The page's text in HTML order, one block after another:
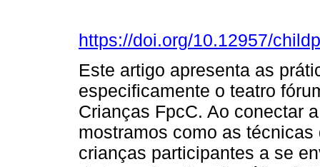
https://doi.org/10.12957/
Este artigo apresenta as
especificamente o teatro
Crianças FpcC. Ao conectar
mostramos como as
crianças participantes a se